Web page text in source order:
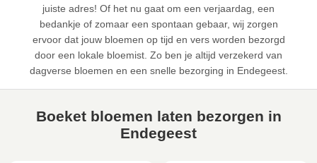
juiste adres! Of het nu gaat om een verjaardag, een
bedankje of zomaar een spontaan gebaar, wij zorgen
ervoor dat jouw bloemen op tijd en vers worden bezorgd
door een lokale bloemist. Zo ben je altijd verzekerd van
dagverse bloemen en een snelle bezorging in Endegeest.
Boeket bloemen laten bezorgen in
Endegeest